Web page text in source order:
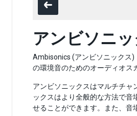
アンビソニ
Ambisonics (アンビソニックス)
の環境音のためのオーディオス
アンビソニックスはマルチチャ
ックスはより全般的な方法で音
せることができます。また、音